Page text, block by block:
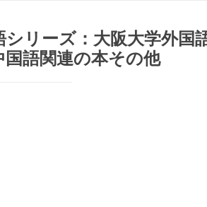
シリーズ：大阪大学外
語関連の本その他